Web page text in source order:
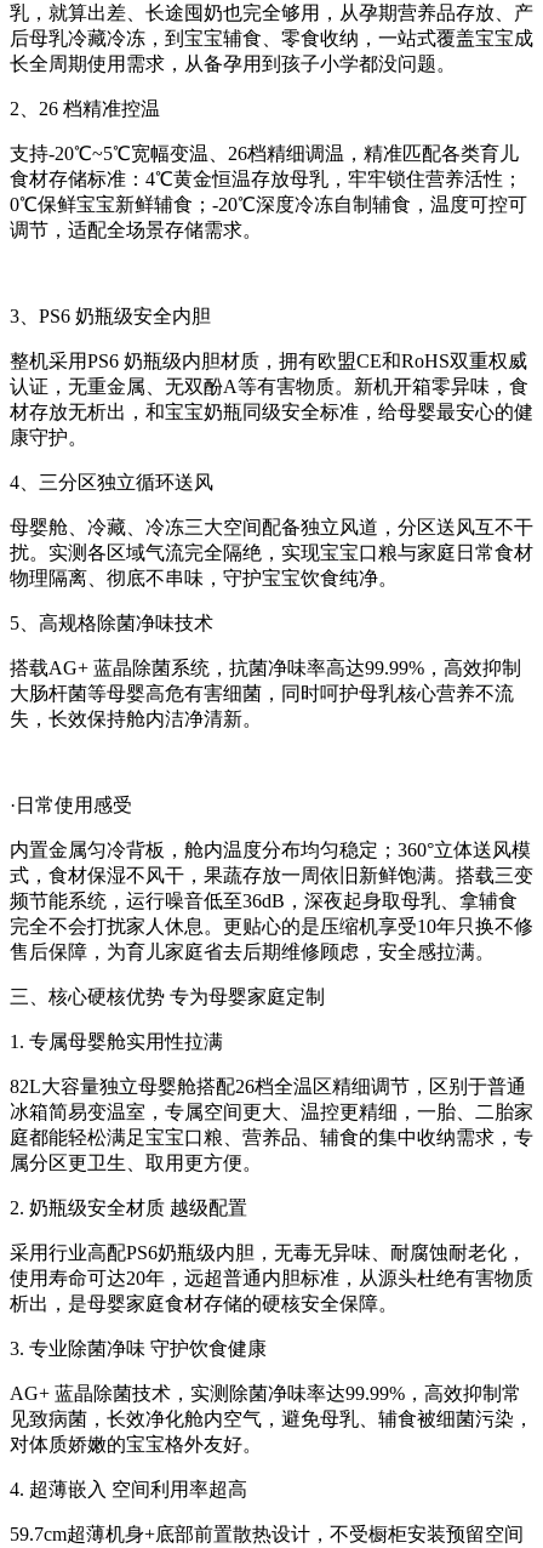
乳，就算出差、长途囤奶也完全够用，从孕期营养品存放、产
后母乳冷藏冷冻，到宝宝辅食、零食收纳，一站式覆盖宝宝成
长全周期使用需求，从备孕用到孩子小学都没问题。
2、26 档精准控温
支持-20℃~5℃宽幅变温、26档精细调温，精准匹配各类育儿
食材存储标准：4℃黄金恒温存放母乳，牢牢锁住营养活性；
0℃保鲜宝宝新鲜辅食；-20℃深度冷冻自制辅食，温度可控可
调节，适配全场景存储需求。
3、PS6 奶瓶级安全内胆
整机采用PS6 奶瓶级内胆材质，拥有欧盟CE和RoHS双重权威
认证，无重金属、无双酚A等有害物质。新机开箱零异味，食
材存放无析出，和宝宝奶瓶同级安全标准，给母婴最安心的健
康守护。
4、三分区独立循环送风
母婴舱、冷藏、冷冻三大空间配备独立风道，分区送风互不干
扰。实测各区域气流完全隔绝，实现宝宝口粮与家庭日常食材
物理隔离、彻底不串味，守护宝宝饮食纯净。
5、高规格除菌净味技术
搭载AG+ 蓝晶除菌系统，抗菌净味率高达99.99%，高效抑制
大肠杆菌等母婴高危有害细菌，同时呵护母乳核心营养不流
失，长效保持舱内洁净清新。
·日常使用感受
内置金属匀冷背板，舱内温度分布均匀稳定；360°立体送风模
式，食材保湿不风干，果蔬存放一周依旧新鲜饱满。搭载三变
频节能系统，运行噪音低至36dB，深夜起身取母乳、拿辅食
完全不会打扰家人休息。更贴心的是压缩机享受10年只换不修
售后保障，为育儿家庭省去后期维修顾虑，安全感拉满。
三、核心硬核优势 专为母婴家庭定制
1. 专属母婴舱实用性拉满
82L大容量独立母婴舱搭配26档全温区精细调节，区别于普通
冰箱简易变温室，专属空间更大、温控更精细，一胎、二胎家
庭都能轻松满足宝宝口粮、营养品、辅食的集中收纳需求，专
属分区更卫生、取用更方便。
2. 奶瓶级安全材质 越级配置
采用行业高配PS6奶瓶级内胆，无毒无异味、耐腐蚀耐老化，
使用寿命可达20年，远超普通内胆标准，从源头杜绝有害物质
析出，是母婴家庭食材存储的硬核安全保障。
3. 专业除菌净味 守护饮食健康
AG+ 蓝晶除菌技术，实测除菌净味率达99.99%，高效抑制常
见致病菌，长效净化舱内空气，避免母乳、辅食被细菌污染，
对体质娇嫩的宝宝格外友好。
4. 超薄嵌入 空间利用率超高
59.7cm超薄机身+底部前置散热设计，不受橱柜安装预留空间